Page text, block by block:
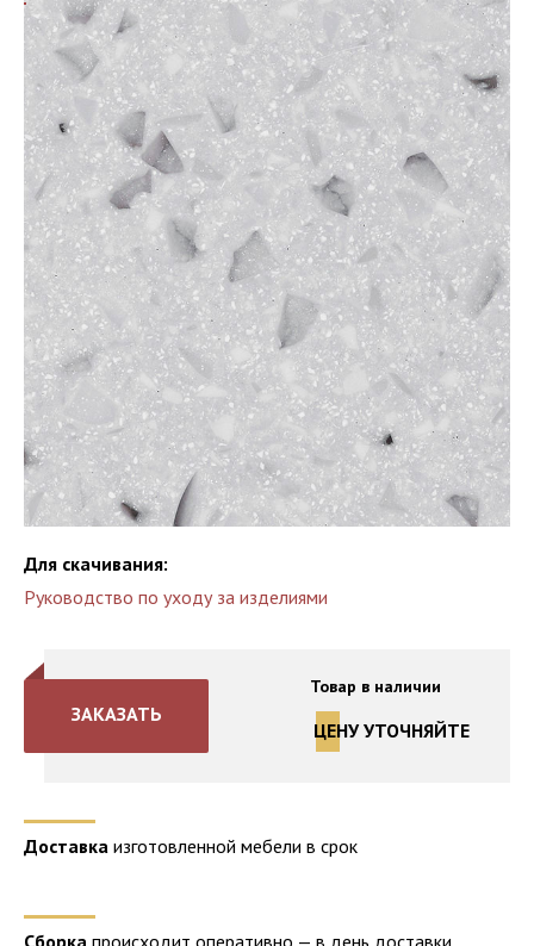
Для скачивания:
Руководство по уходу за изделиями
Товар в наличии
ЦЕНУ УТОЧНЯЙТЕ
ЗАКАЗАТЬ
Доставка изготовленной мебели в срок
Сборка происходит оперативно — в день доставки